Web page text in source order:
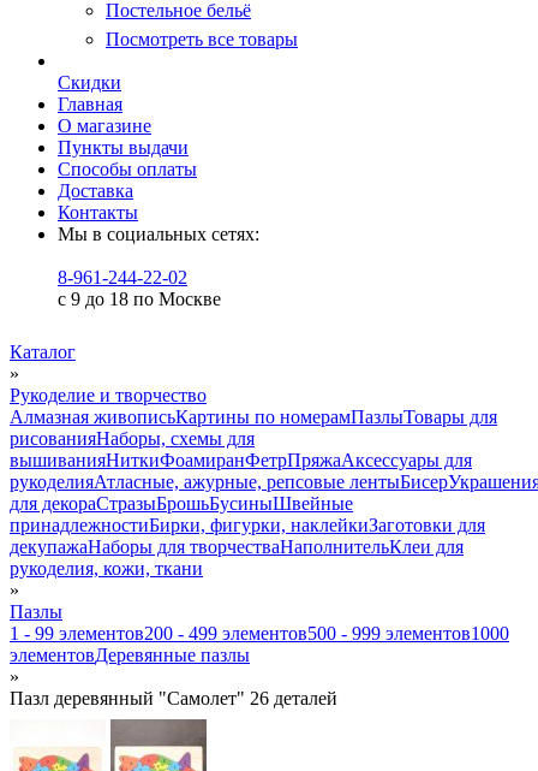
Постельное бельё
Посмотреть все товары
Скидки
Главная
О магазине
Пункты выдачи
Способы оплаты
Доставка
Контакты
Мы в социальных сетях:
8-961-244-22-02
с 9 до 18 по Москве
Каталог
»
Рукоделие и творчество
Алмазная живописьКартины по номерамПазлыТовары для
рисованияНаборы, схемы для
вышиванияНиткиФоамиранФетрПряжаАксессуары для
рукоделияАтласные, ажурные, репсовые лентыБисер
для декораСтразыБрошьБусиныШвейные
принадлежностиБирки, фигурки, наклейкиЗаготовки для
декупажаНаборы для творчестваНаполнительКлеи для
рукоделия, кожи, ткани
»
Пазлы
1 - 99 элементов200 - 499 элементов500 - 999 элементов1000
элементовДеревянные пазлы
»
Пазл деревянный "Самолет" 26 деталей